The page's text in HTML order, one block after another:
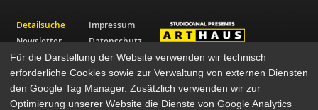
Detailsuche
Newsletter
Über Arthaus
Presse
Impressum
Datenschutz
AGB
© 2026 STUDIOCANAL GmbH
Für die Darstellung der Website verwenden wir technisch
erforderliche Cookies sowie zur Verwaltung von externen Diensten
den Google Tag Manager. Zusätzlich verwenden wir zur
Optimierung unserer Website die Dienste von Google Analytics